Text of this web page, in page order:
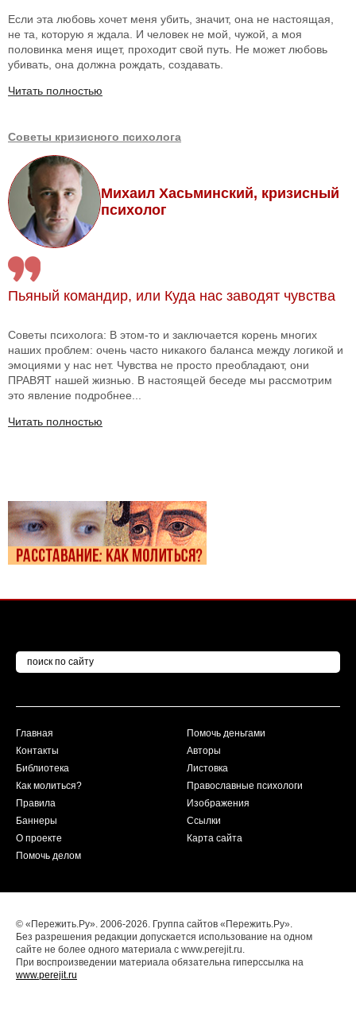
Если эта любовь хочет меня убить, значит, она не настоящая,
не та, которую я ждала. И человек не мой, чужой, а моя
половинка меня ищет, проходит свой путь. Не может любовь
убивать, она должна рождать, создавать.
Читать полностью
Советы кризисного психолога
Михаил Хасьминский, кризисный
психолог
Пьяный командир, или Куда нас заводят чувства
Советы психолога: В этом-то и заключается корень многих
наших проблем: очень часто никакого баланса между логикой и
эмоциями у нас нет. Чувства не просто преобладают, они
ПРАВЯТ нашей жизнью. В настоящей беседе мы рассмотрим
это явление подробнее...
Читать полностью
Главная
Контакты
Библиотека
Как молиться?
Правила
Баннеры
О проекте
Помочь делом
Помочь деньгами
Авторы
Листовка
Православные психологи
Изображения
Ссылки
Карта сайта
© «Пережить.Ру». 2006-2026. Группа сайтов «Пережить.Ру».
Без разрешения редакции допускается использование на одном
сайте не более одного материала с www.perejit.ru.
При воспроизведении материала обязательна гиперссылка на
www.perejit.ru